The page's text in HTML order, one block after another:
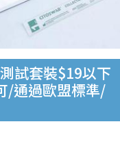
試套裝$19以下
/通過歐盟標準/